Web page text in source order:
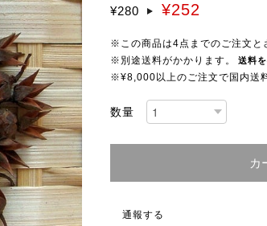
¥280 ¥252
※この商品は4点までのご注文と
※別途送料がかかります。
送料
※¥8,000以上のご注文で国内送
数量
カ
通報する